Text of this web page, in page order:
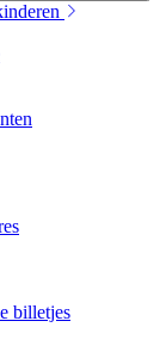
billetjes